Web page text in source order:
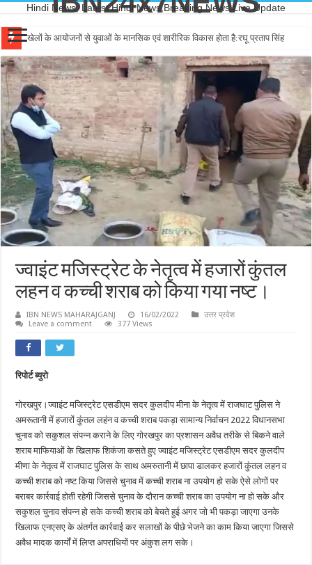
Hindi News, Latest Hindi News,Breaking News,Live Update
खेलों के आयोजनों से युवाओं के मानसिक एवं शारीरिक विकास होता है:रघू प्रताप सिंह
ज्वाइंट मजिस्ट्रेट के नेतृत्व में हजारों कुंतल
लहन व कच्ची शराब को किया गया नष्ट।
IBN NEWS MAHARAJGANJ 16/02/2022
उत्तर प्रदेश
Leave a comment
377 Views
रिपोर्ट ब्युरो
गोरखपुर।ज्वाइंट मजिस्ट्रेट एसडीएम सदर कुलदीप मीना के नेतृत्व में राजघाट पुलिस ने
अमरूतानी में हजारों कुंतल लहंन व कच्ची शराब पकड़ा सामान्य निर्वाचन 2022 विधानसभा
चुनाव को सकुशल संपन्न कराने के लिए गोरखपुर का प्रशासन अवैध तरीके से बिकने वाले
शराब माफियाओं के खिलाफ शिकंजा कसते हुए ज्वाइंट मजिस्ट्रेट एसडीएम सदर कुलदीप
मीणा के नेतृत्व में राजघाट पुलिस के साथ अमरुतानी में छापा डालकर हजारों कुंतल लहन व
कच्ची शराब को नष्ट किया जिससे चुनाव में कच्ची शराब ना उपयोग हो सके ऐसे लोगों पर
बराबर कार्रवाई होती रहेगी जिससे चुनाव के दौरान कच्ची शराब का उपयोग ना हो सके और
सकुशल चुनाव संपन्न हो सके कच्ची शराब को बेचते हुई अगर जो भी पकड़ा जाएगा उनके
खिलाफ एनएसए के अंतर्गत कार्रवाई कर सलाखों के पीछे भेजने का काम किया जाएगा जिससे
अवैध मादक कार्यों में लिप्त अपराधियों पर अंकुश लग सके।